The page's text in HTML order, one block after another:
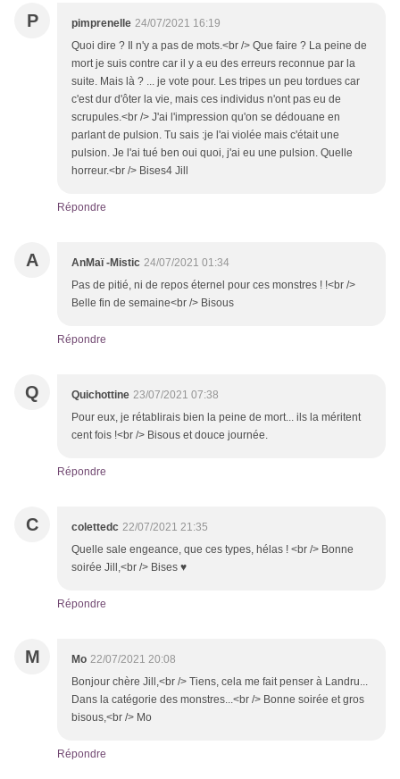
P pimprenelle 24/07/2021 16:19
Quoi dire ? Il n'y a pas de mots.<br /> Que faire ? La peine de
mort je suis contre car il y a eu des erreurs reconnue par la
suite. Mais là ? ... je vote pour. Les tripes un peu tordues car
c'est dur d'ôter la vie, mais ces individus n'ont pas eu de
scrupules.<br /> J'ai l'impression qu'on se dédouane en
parlant de pulsion. Tu sais :je l'ai violée mais c'était une
pulsion. Je l'ai tué ben oui quoi, j'ai eu une pulsion. Quelle
horreur.<br /> Bises4 Jill
Répondre
A AnMaï -Mistic 24/07/2021 01:34
Pas de pitié, ni de repos éternel pour ces monstres ! !<br />
Belle fin de semaine<br /> Bisous
Répondre
Q Quichottine 23/07/2021 07:38
Pour eux, je rétablirais bien la peine de mort... ils la méritent
cent fois !<br /> Bisous et douce journée.
Répondre
C colettedc 22/07/2021 21:35
Quelle sale engeance, que ces types, hélas ! <br /> Bonne
soirée Jill,<br /> Bises ♥
Répondre
M Mo 22/07/2021 20:08
Bonjour chère Jill,<br /> Tiens, cela me fait penser à Landru...
Dans la catégorie des monstres...<br /> Bonne soirée et gros
bisous,<br /> Mo
Répondre